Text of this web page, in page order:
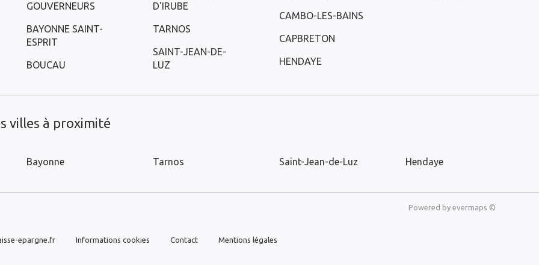
GOUVERNEURS
BAYONNE SAINT-
ESPRIT
BOUCAU
D'IRUBE
TARNOS
SAINT-JEAN-DE-
LUZ
CAMBO-LES-BAINS
CAPBRETON
HENDAYE
villes à proximité
Bayonne Tarnos Saint-Jean-de-Luz Hendaye
Powered by evermaps ©
epargne.fr Informations cookies Contact Mentions légales